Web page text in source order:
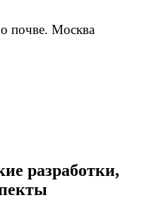
почве. Москва
разработки,